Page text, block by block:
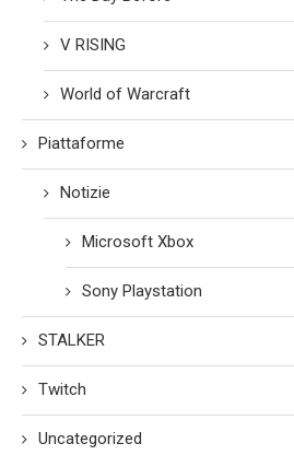
V RISING
World of Warcraft
Piattaforme
Notizie
Microsoft Xbox
Sony Playstation
STALKER
Twitch
Uncategorized